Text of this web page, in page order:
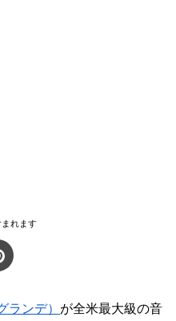
れます
ンデ） が全米最大級の音